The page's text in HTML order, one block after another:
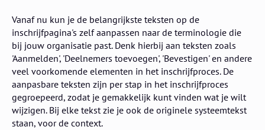
Vanaf nu kun je de belangrijkste teksten op de
inschrijfpagina's zelf aanpassen naar de terminologie die
bij jouw organisatie past. Denk hierbij aan teksten zoals
'Aanmelden', 'Deelnemers toevoegen', 'Bevestigen' en andere
veel voorkomende elementen in het inschrijfproces. De
aanpasbare teksten zijn per stap in het inschrijfproces
gegroepeerd, zodat je gemakkelijk kunt vinden wat je wilt
wijzigen. Bij elke tekst zie je ook de originele systeemtekst
staan, voor de context.